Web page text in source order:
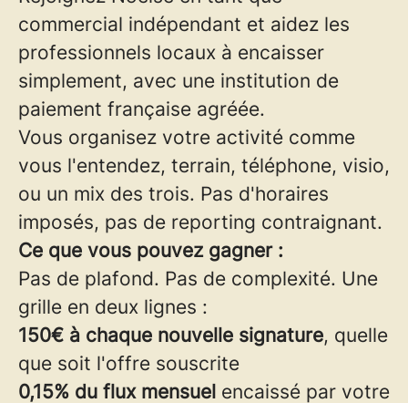
commercial indépendant et aidez les
professionnels locaux à encaisser
simplement, avec une institution de
paiement française agréée.
Vous organisez votre activité comme
vous l'entendez, terrain, téléphone, visio,
ou un mix des trois. Pas d'horaires
imposés, pas de reporting contraignant.
Ce que vous pouvez gagner :
Pas de plafond. Pas de complexité. Une
grille en deux lignes :
150€ à chaque nouvelle signature, quelle
que soit l'offre souscrite
0,15% du flux mensuel encaissé par votre